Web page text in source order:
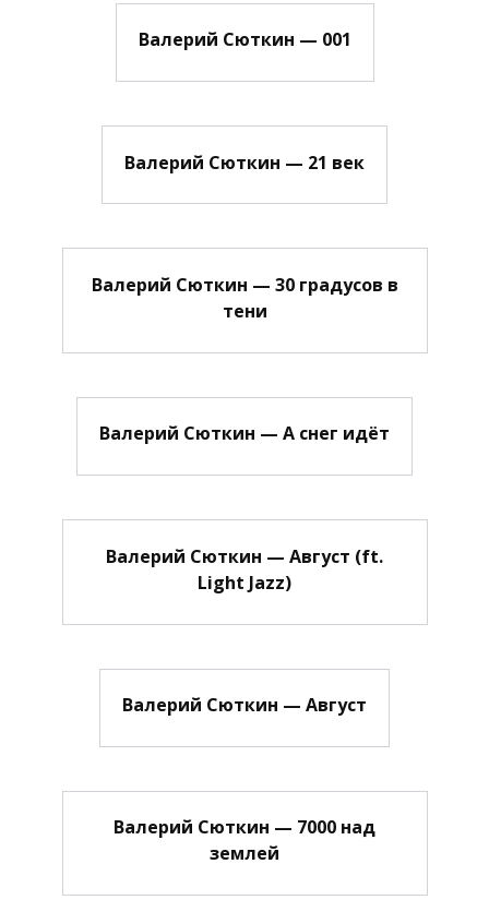
Валерий Сюткин — 001
Валерий Сюткин — 21 век
Валерий Сюткин — 30 градусов в
тени
Валерий Сюткин — А снег идёт
Валерий Сюткин — Август (ft.
Light Jazz)
Валерий Сюткин — Август
Валерий Сюткин — 7000 над
землей